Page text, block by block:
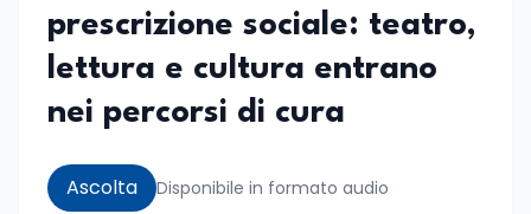
prescrizione sociale: teatro,
lettura e cultura entrano
nei percorsi di cura
Ascolta Disponibile in formato audio